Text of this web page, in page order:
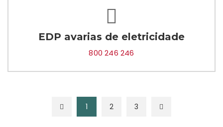
EDP avarias de eletricidade
800 246 246
1 2 3